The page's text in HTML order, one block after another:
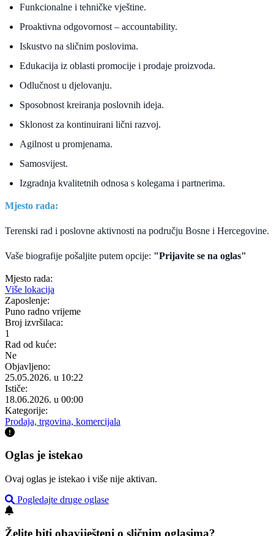
Funkcionalne i tehničke vještine.
Proaktivna odgovornost – accountability.
Iskustvo na sličnim poslovima.
Edukacija iz oblasti promocije i prodaje proizvoda.
Odlučnost u djelovanju.
Sposobnost kreiranja poslovnih ideja.
Sklonost za kontinuirani lični razvoj.
Agilnost u promjenama.
Samosvijest.
Izgradnja kvalitetnih odnosa s kolegama i partnerima.
Mjesto rada:
Terenski rad i poslovne aktivnosti na području Bosne i Hercegovine.
Vaše biografije pošaljite putem opcije: "Prijavite se na oglas"
Mjesto rada:
Više lokacija
Zaposlenje:
Puno radno vrijeme
Broj izvršilaca:
1
Rad od kuće:
Ne
Objavljeno:
25.05.2026. u 10:22
Ističe:
18.06.2026. u 00:00
Kategorije:
Prodaja, trgovina, komercijala
Oglas je istekao
Ovaj oglas je istekao i više nije aktivan.
Pogledajte druge oglase
Želite biti obaviješteni o sličnim oglasima?